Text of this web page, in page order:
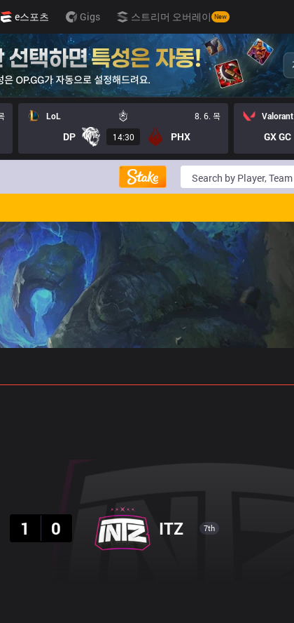
e스포츠 Gigs 스트리머 오버레이 New
LoL 8. 6. 목
DP 14:30 PHX
Valorant
GX GC
1
0 ITZ 7th